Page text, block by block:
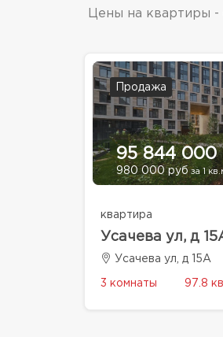
Цены на квартиры -
Продажа
95 844 000
980 000 рубза 1
квартира
Усачева ул, д
Усачева ул, д 15А
3 комнаты 97.8